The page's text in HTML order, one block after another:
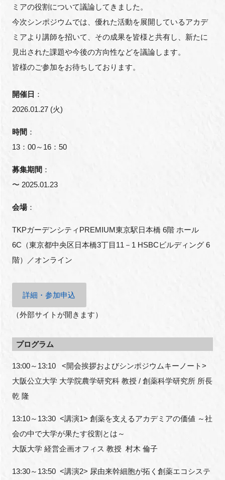
FAQ
イベントお知らせメール登録
ミアの役割について議論してきました。
今次シンポジウムでは、優れた活動を展開しているアカデ
ミアより講師を招いて、その成果を皆様と共有し、新たに
見出された課題や今後の方向性などを議論します。
皆様のご参加をお待ちしております。
開催日 ：
2026.01.27 (火)
時間 ：
13：00～16：50
募集期間 ：
〜 2025.01.23
会場：
TKPガーデンシティPREMIUM東京駅日本橋 6階 ホール
6C（東京都中央区日本橋3丁目11－1 HSBCビルディング 6
階）／オンライン
詳細・参加申込
（外部サイトが開きます）
プログラム
13:00～13:10 <開会挨拶およびシンポジウムキーノート>
大阪公立大学 大学院農学研究科 教授 / 創薬科学研究所 所長
乾 隆
13:10～13:30 <講演1> 創薬を支えるアカデミアの価値 ～社
会の中で大学が果たす役割とは～
大阪大学 経営企画オフィス 教授 村木 倫子
13:30～13:50 <講演2> 尿由来幹細胞が拓く創薬エコシステ